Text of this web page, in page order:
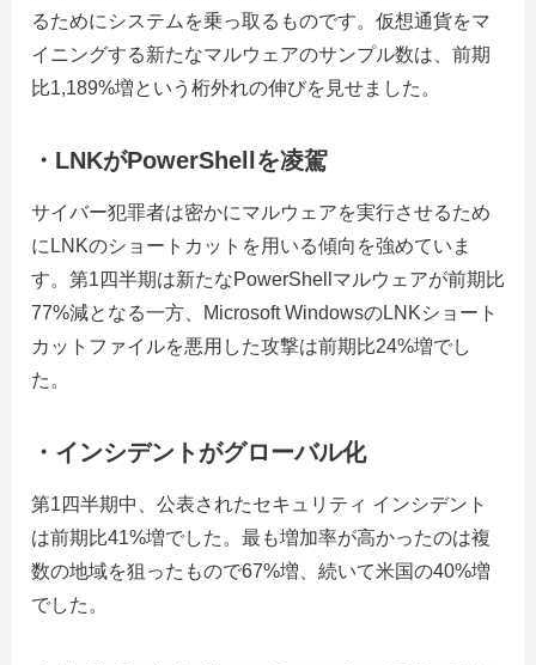
るためにシステムを乗っ取るものです。仮想通貨をマ
イニングする新たなマルウェアのサンプル数は、前期
比1,189%増という桁外れの伸びを見せました。
・ LNKがPowerShellを凌駕
サイバー犯罪者は密かにマルウェアを実行させるため
にLNKのショートカットを用いる傾向を強めていま
す。第1四半期は新たなPowerShellマルウェアが前期比
77%減となる一方、Microsoft WindowsのLNKショート
カットファイルを悪用した攻撃は前期比24%増でし
た。
・ インシデントがグローバル化
第1四半期中、公表されたセキュリティ インシデント
は前期比41%増でした。最も増加率が高かったのは複
数の地域を狙ったもので67%増、続いて米国の40%増
でした。